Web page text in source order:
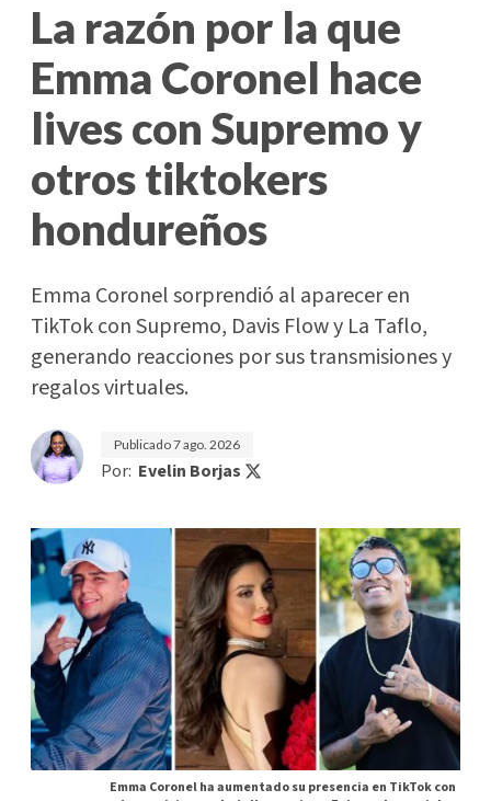
La razón por la que
Emma Coronel hace
lives con Supremo y
otros tiktokers
hondureños
Emma Coronel sorprendió al aparecer en
TikTok con Supremo, Davis Flow y La Taflo,
generando reacciones por sus transmisiones y
regalos virtuales.
Publicado7 ago. 2026
Por: Evelin Borjas
Emma Coronel ha aumentado su presencia en TikTok con